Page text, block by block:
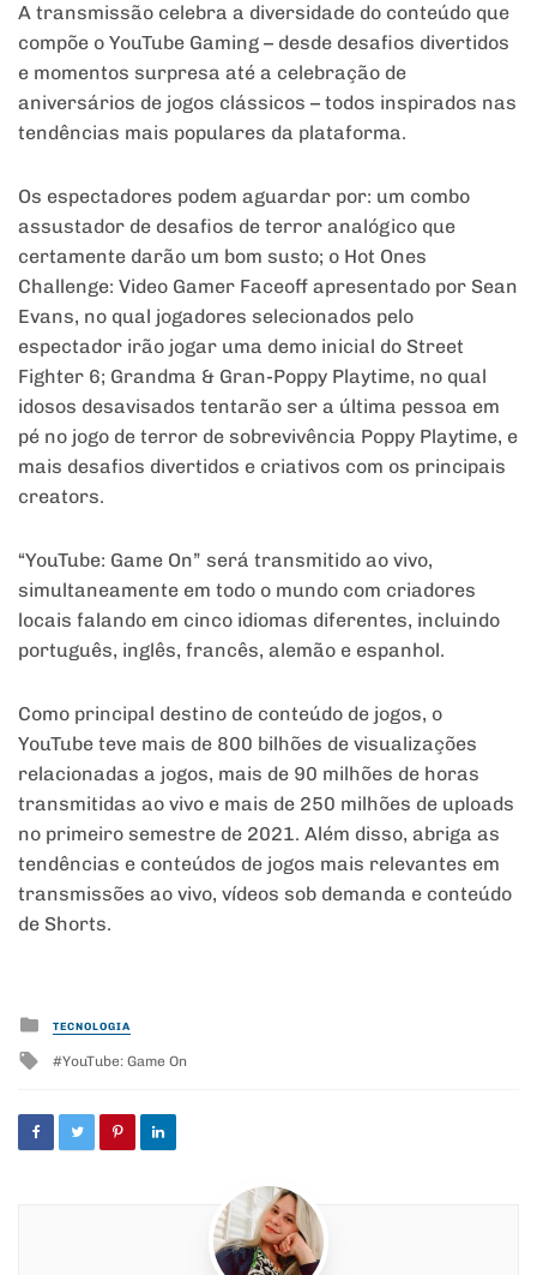
A transmissão celebra a diversidade do conteúdo que
compõe o YouTube Gaming – desde desafios divertidos
e momentos surpresa até a celebração de
aniversários de jogos clássicos – todos inspirados nas
tendências mais populares da plataforma.
Os espectadores podem aguardar por: um combo
assustador de desafios de terror analógico que
certamente darão um bom susto; o Hot Ones
Challenge: Video Gamer Faceoff apresentado por Sean
Evans, no qual jogadores selecionados pelo
espectador irão jogar uma demo inicial do Street
Fighter 6; Grandma & Gran-Poppy Playtime, no qual
idosos desavisados tentarão ser a última pessoa em
pé no jogo de terror de sobrevivência Poppy Playtime, e
mais desafios divertidos e criativos com os principais
creators.
“YouTube: Game On” será transmitido ao vivo,
simultaneamente em todo o mundo com criadores
locais falando em cinco idiomas diferentes, incluindo
português, inglês, francês, alemão e espanhol.
Como principal destino de conteúdo de jogos, o
YouTube teve mais de 800 bilhões de visualizações
relacionadas a jogos, mais de 90 milhões de horas
transmitidas ao vivo e mais de 250 milhões de uploads
no primeiro semestre de 2021. Além disso, abriga as
tendências e conteúdos de jogos mais relevantes em
transmissões ao vivo, vídeos sob demanda e conteúdo
de Shorts.
Posted
in
TECNOLOGIA
Tagged
YouTube: Game On